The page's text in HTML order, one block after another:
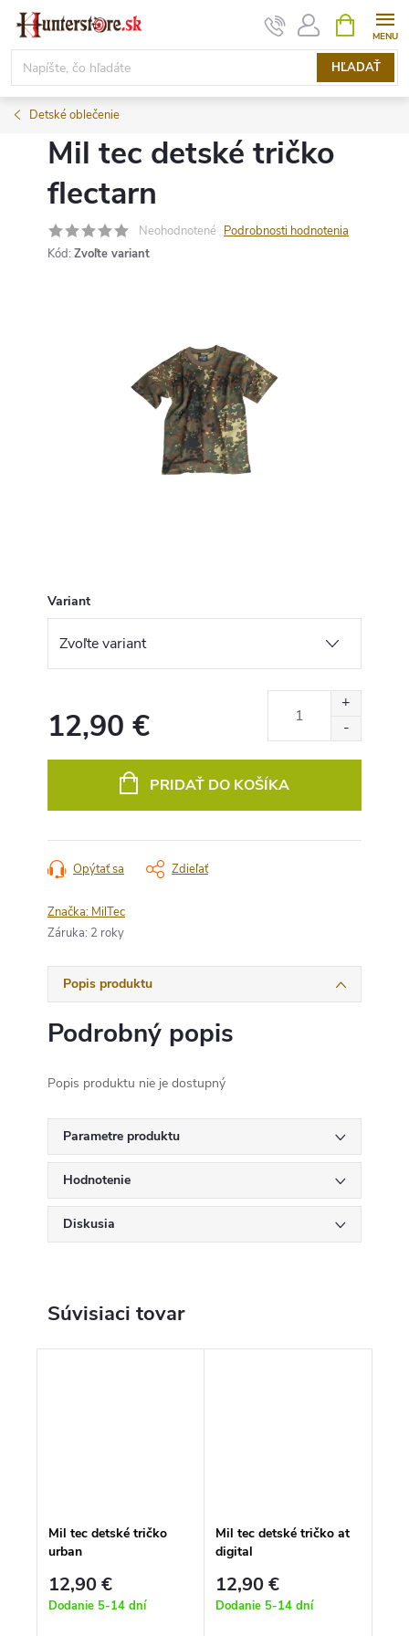
Prejsť
obsah
HĽADAŤ
KOŠÍK
Detské oblečenie
Mil tec detské tričko
flectarn
Neohodnotené Podrobnosti hodnotenia
Kód: Zvoľte variant
Variant
12,90 €
PRIDAŤ DO KOŠÍKA
Opýtať sa Zdieľať
Značka: MilTec
Záruka: 2 roky
Popis produktu
Podrobný popis
Popis produktu nie je dostupný
Parametre produktu
Hodnotenie
Diskusia
Súvisiaci tovar
Mil tec detské tričko
urban
12,90 €
Dodanie 5-14 dní
Mil tec detské tričko at
digital
12,90 €
Dodanie 5-14 dní